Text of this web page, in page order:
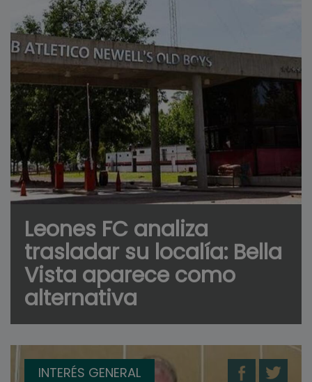
Leones FC analiza
trasladar su localía: Bella
Vista aparece como
alternativa
INTERÉS GENERAL